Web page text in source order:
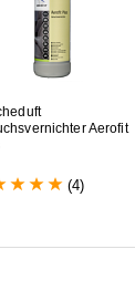
hed uft
chsvernichterAerofit
(4)